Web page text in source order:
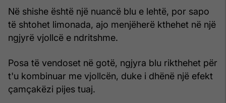
Në shishe është një nuancë blu e lehtë, por sapo
të shtohet limonada, ajo menjëherë kthehet në një
ngjyrë vjollcë e ndritshme.
Posa të vendoset në gotë, ngjyra blu rikthehet për
t'u kombinuar me vjollcën, duke i dhënë një efekt
çamçakëzi pijes tuaj.